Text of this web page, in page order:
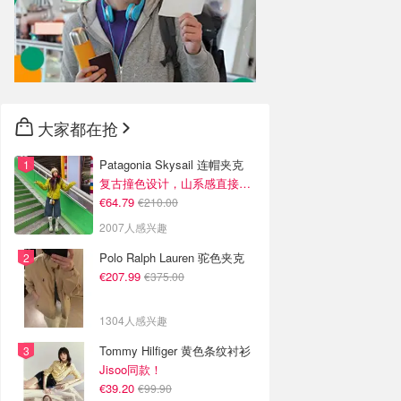
大家都在抢
Patagonia Skysail 连帽夹克
复古撞色设计，山系感直接拉满
€64.79 €210.00
2007人感兴趣
Polo Ralph Lauren 驼色夹克
€207.99 €375.00
1304人感兴趣
Tommy Hilfiger 黄色条纹衬衫
Jisoo同款！
€39.20 €99.90